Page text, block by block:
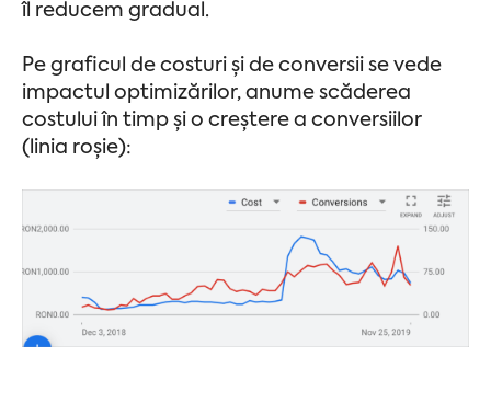
îl reducem gradual.
Pe graficul de costuri și de conversii se vede
impactul optimizărilor, anume scăderea
costului în timp și o creștere a conversiilor
(linia roșie):